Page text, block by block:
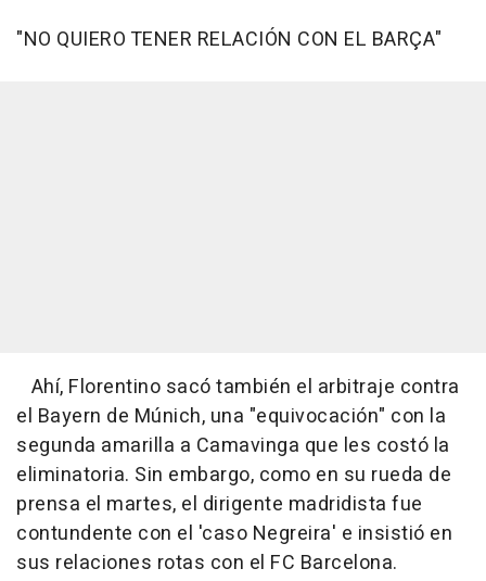
"NO QUIERO TENER RELACIÓN CON EL BARÇA"
Ahí, Florentino sacó también el arbitraje contra
el Bayern de Múnich, una "equivocación" con la
segunda amarilla a Camavinga que les costó la
eliminatoria. Sin embargo, como en su rueda de
prensa el martes, el dirigente madridista fue
contundente con el 'caso Negreira' e insistió en
sus relaciones rotas con el FC Barcelona.